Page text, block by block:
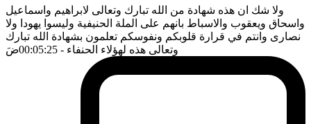
ولا شك ان هذه شهادة من الله تبارك وتعالى لابراهيم واسماعيل
واسحاق ويعقوب والاسباط بانهم على الملة الحنيفية وليسوا يهودا ولا
نصارى وانتم في قرارة قلوبكم ونفوسكم تعلمون بشهادة الله تبارك
وتعالى هذه لهؤلاء الحنفاء - 00:05:25 ضَ